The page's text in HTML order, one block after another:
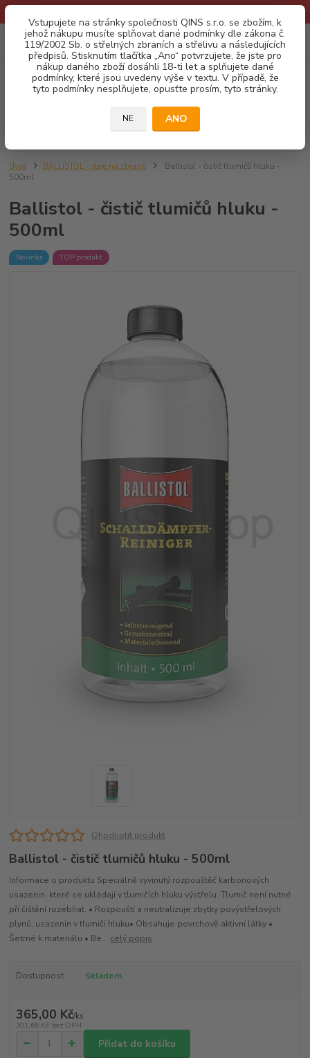
Vstupujete na stránky společnosti QINS s.r.o. se zbožím, k
jehož nákupu musíte splňovat dané podmínky dle zákona č.
119/2002 Sb. o střelných zbraních a střelivu a následujících
předpisů. Stisknutím tlačítka „Ano“ potvrzujete, že jste pro
nákup daného zboží dosáhli 18-ti let a splňujete dané
podmínky, které jsou uvedeny výše v textu. V případě, že
tyto podmínky nesplňujete, opusťte prosím, tyto stránky.
NE ANO
Menu
CZK 0
za0,00 Kč
Úvod BALLISTOL - oleje na zbraně
Ballistol - čistič tlumičů hluku -
500ml
Ballistol - čistič tlumičů hluku -
500ml
Novinka TOP produkt
Ohodnotit produkt
Ballistol - čistič tlumičů hluku - 500ml
Informace o produktu Speciálně vyvinutý rozpouštěč karbonových
usazenin, které se ukládají v tlumičích hluku výstřelu. Tlumič není nutné
při čištění rozebírat. • Rozpouští a neutralizuje zbytky povýstřelových
plynů, usazenin v tlumiči hluku• Obsahuje povrchově aktivní látky •
Šetrné k materiálu • Be... celý popis
Dostupnost Skladem
365,00 Kč/ks
301,65 Kč bez DPH
Přidat do košíku